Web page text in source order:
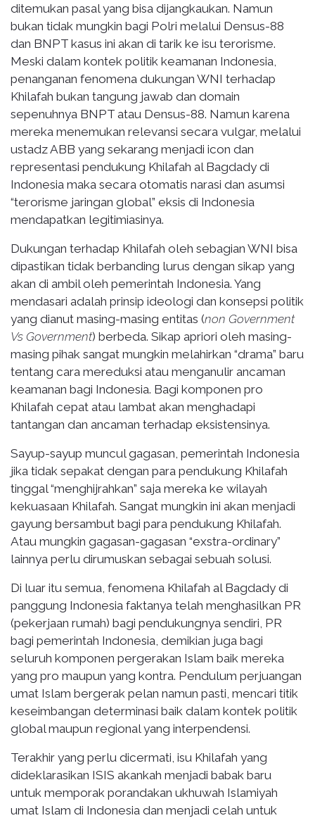
ditemukan pasal yang bisa dijangkaukan. Namun
bukan tidak mungkin bagi Polri melalui Densus-88
dan BNPT kasus ini akan di tarik ke isu terorisme.
Meski dalam kontek politik keamanan Indonesia,
penanganan fenomena dukungan WNI terhadap
Khilafah bukan tangung jawab dan domain
sepenuhnya BNPT atau Densus-88. Namun karena
mereka menemukan relevansi secara vulgar, melalui
ustadz ABB yang sekarang menjadi icon dan
representasi pendukung Khilafah al Bagdady di
Indonesia maka secara otomatis narasi dan asumsi
“terorisme jaringan global” eksis di Indonesia
mendapatkan legitimiasinya.
Dukungan terhadap Khilafah oleh sebagian WNI bisa
dipastikan tidak berbanding lurus dengan sikap yang
akan di ambil oleh pemerintah Indonesia. Yang
mendasari adalah prinsip ideologi dan konsepsi politik
yang dianut masing-masing entitas (non Government
Vs Government) berbeda. Sikap apriori oleh masing-
masing pihak sangat mungkin melahirkan “drama” baru
tentang cara mereduksi atau menganulir ancaman
keamanan bagi Indonesia. Bagi komponen pro
Khilafah cepat atau lambat akan menghadapi
tantangan dan ancaman terhadap eksistensinya.
Sayup-sayup muncul gagasan, pemerintah Indonesia
jika tidak sepakat dengan para pendukung Khilafah
tinggal “menghijrahkan” saja mereka ke wilayah
kekuasaan Khilafah. Sangat mungkin ini akan menjadi
gayung bersambut bagi para pendukung Khilafah.
Atau mungkin gagasan-gagasan “exstra-ordinary”
lainnya perlu dirumuskan sebagai sebuah solusi.
Di luar itu semua, fenomena Khilafah al Bagdady di
panggung Indonesia faktanya telah menghasilkan PR
(pekerjaan rumah) bagi pendukungnya sendiri, PR
bagi pemerintah Indonesia, demikian juga bagi
seluruh komponen pergerakan Islam baik mereka
yang pro maupun yang kontra. Pendulum perjuangan
umat Islam bergerak pelan namun pasti, mencari titik
keseimbangan determinasi baik dalam kontek politik
global maupun regional yang interpendensi.
Terakhir yang perlu dicermati, isu Khilafah yang
dideklarasikan ISIS akankah menjadi babak baru
untuk memporak porandakan ukhuwah Islamiyah
umat Islam di Indonesia dan menjadi celah untuk